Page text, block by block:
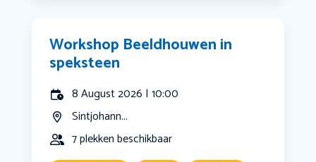
Workshop Beeldhouwen in
speksteen
8 August 2026 | 10:00
Sintjohann...
7 plekken beschikbaar